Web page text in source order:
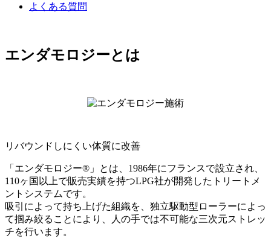
よくある質問
エンダモロジーとは
リバウンドしにくい体質に改善
「エンダモロジー®」とは、1986年にフランスで設立され、
110ヶ国以上で販売実績を持つLPG社が開発したトリートメ
ントシステムです。
吸引によって持ち上げた組織を、独立駆動型ローラーによっ
て掴み絞ることにより、人の手では不可能な三次元ストレッ
チを行います。